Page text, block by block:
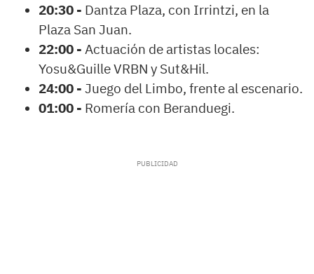
20:30 - Dantza Plaza, con Irrintzi, en la
Plaza San Juan.
22:00 - Actuación de artistas locales:
Yosu&Guille VRBN y Sut&Hil.
24:00 - Juego del Limbo, frente al escenario.
01:00 - Romería con Beranduegi.